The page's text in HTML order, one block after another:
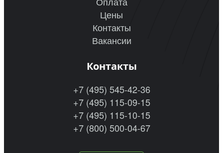
Цены
Контакты
Вакансии
Контакты
+7 (495) 545-42-36
+7 (495) 115-09-15
+7 (495) 115-10-15
+7 (800) 500-04-67